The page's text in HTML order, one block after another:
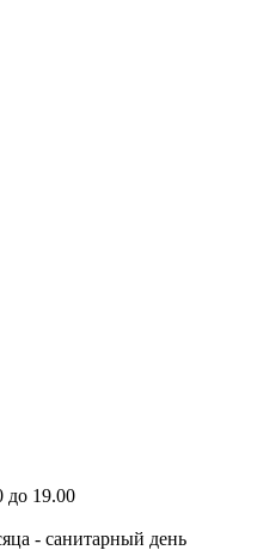
до 19.00
- санитарный день